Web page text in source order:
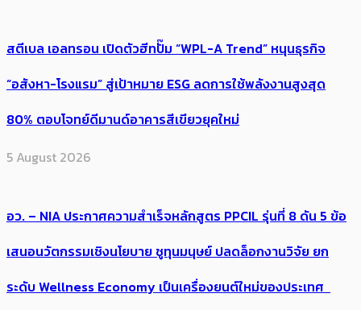
สตีเบล เอลทรอน เปิดตัวฮีทปั๊ม “WPL-A Trend” หนุนธุรกิจ
“อสังหา-โรงแรม” สู่เป้าหมาย ESG ลดการใช้พลังงานสูงสุด
80% ตอบโจทย์ดีมานด์อาคารสีเขียวยุคใหม่
5 August 2026
อว. – NIA ประกาศความสำเร็จหลักสูตร PPCIL รุ่นที่ 8 ดัน 5 ข้อ
เสนอนวัตกรรมเชิงนโยบาย ชูทุนมนุษย์ ปลดล็อกงานวิจัย ยก
ระดับ Wellness Economy เป็นเครื่องยนต์ใหม่ของประเทศ